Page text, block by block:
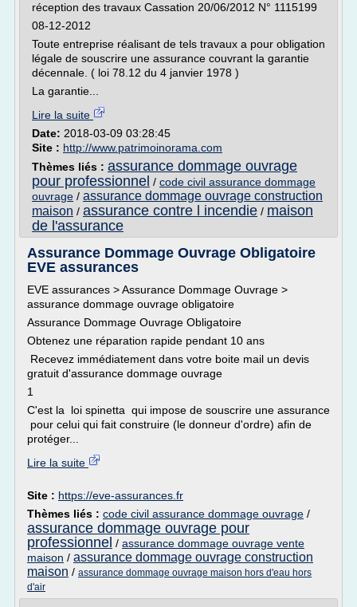
réception des travaux Cassation 20/06/2012 N° 1115199
08-12-2012
Toute entreprise réalisant de tels travaux a pour obligation
légale de souscrire une assurance couvrant la garantie
décennale. ( loi 78.12 du 4 janvier 1978 )
La garantie...
Lire la suite
Date: 2018-03-09 03:28:45
Site : http://www.patrimoinorama.com
Thèmes liés : assurance dommage ouvrage
pour professionnel / code civil assurance dommage
ouvrage / assurance dommage ouvrage construction
maison / assurance contre l incendie / maison
de l'assurance
Assurance Dommage Ouvrage Obligatoire
EVE assurances
EVE assurances > Assurance Dommage Ouvrage >
assurance dommage ouvrage obligatoire
Assurance Dommage Ouvrage Obligatoire
Obtenez une réparation rapide pendant 10 ans
Recevez immédiatement dans votre boite mail un devis
gratuit d'assurance dommage ouvrage
1
C'est la loi spinetta qui impose de souscrire une assurance
pour celui qui fait construire (le donneur d'ordre) afin de
protéger...
Lire la suite
Site : https://eve-assurances.fr
Thèmes liés : code civil assurance dommage ouvrage /
assurance dommage ouvrage pour
professionnel / assurance dommage ouvrage vente
maison / assurance dommage ouvrage construction
maison / assurance dommage ouvrage maison hors d'eau hors
d'air